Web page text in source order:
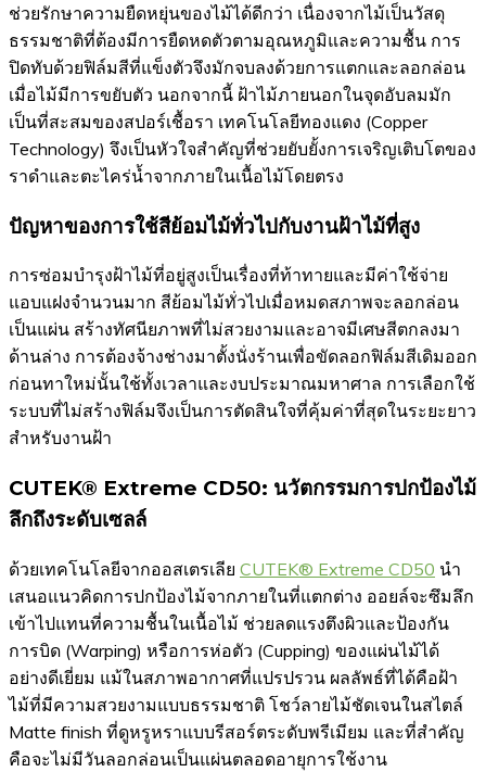
ช่วยรักษาความยืดหยุ่นของไม้ได้ดีกว่า เนื่องจากไม้เป็นวัสดุ
ธรรมชาติที่ต้องมีการยืดหดตัวตามอุณหภูมิและความชื้น การ
ปิดทับด้วยฟิล์มสีที่แข็งตัวจึงมักจบลงด้วยการแตกและลอกล่อน
เมื่อไม้มีการขยับตัว นอกจากนี้ ฝ้าไม้ภายนอกในจุดอับลมมัก
เป็นที่สะสมของสปอร์เชื้อรา เทคโนโลยีทองแดง (Copper
Technology) จึงเป็นหัวใจสำคัญที่ช่วยยับยั้งการเจริญเติบโตของ
ราดำและตะไคร่น้ำจากภายในเนื้อไม้โดยตรง
ปัญหาของการใช้สีย้อมไม้ทั่วไปกับงานฝ้าไม้ที่สูง
การซ่อมบำรุงฝ้าไม้ที่อยู่สูงเป็นเรื่องที่ท้าทายและมีค่าใช้จ่าย
แอบแฝงจำนวนมาก สีย้อมไม้ทั่วไปเมื่อหมดสภาพจะลอกล่อน
เป็นแผ่น สร้างทัศนียภาพที่ไม่สวยงามและอาจมีเศษสีตกลงมา
ด้านล่าง การต้องจ้างช่างมาตั้งนั่งร้านเพื่อขัดลอกฟิล์มสีเดิมออก
ก่อนทาใหม่นั้นใช้ทั้งเวลาและงบประมาณมหาศาล การเลือกใช้
ระบบที่ไม่สร้างฟิล์มจึงเป็นการตัดสินใจที่คุ้มค่าที่สุดในระยะยาว
สำหรับงานฝ้า
CUTEK® Extreme CD50: นวัตกรรมการปกป้องไม้
ลึกถึงระดับเซลล์
ด้วยเทคโนโลยีจากออสเตรเลีย CUTEK® Extreme CD50 นำ
เสนอแนวคิดการปกป้องไม้จากภายในที่แตกต่าง ออยล์จะซึมลึก
เข้าไปแทนที่ความชื้นในเนื้อไม้ ช่วยลดแรงตึงผิวและป้องกัน
การบิด (Warping) หรือการห่อตัว (Cupping) ของแผ่นไม้ได้
อย่างดีเยี่ยม แม้ในสภาพอากาศที่แปรปรวน ผลลัพธ์ที่ได้คือฝ้า
ไม้ที่มีความสวยงามแบบธรรมชาติ โชว์ลายไม้ชัดเจนในสไตล์
Matte finish ที่ดูหรูหราแบบรีสอร์ตระดับพรีเมียม และที่สำคัญ
คือจะไม่มีวันลอกล่อนเป็นแผ่นตลอดอายุการใช้งาน